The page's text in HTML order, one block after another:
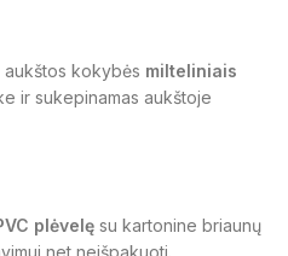
kokybės milteliniais
ir sukepinamas aukštoje
plėvelę su kartonine briaunų
net neišpakuoti.